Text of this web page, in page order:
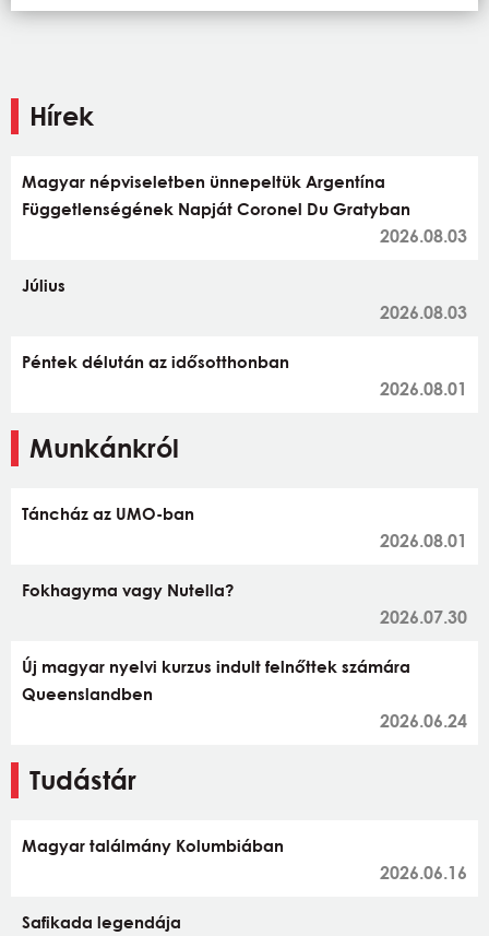
Hírek
Magyar népviseletben ünnepeltük Argentína
Függetlenségének Napját Coronel Du Gratyban
2026.08.03
Július
2026.08.03
Péntek délután az idősotthonban
2026.08.01
Munkánkról
Táncház az UMO-ban
2026.08.01
Fokhagyma vagy Nutella?
2026.07.30
Új magyar nyelvi kurzus indult felnőttek számára
Queenslandben
2026.06.24
Tudástár
Magyar találmány Kolumbiában
2026.06.16
Safikada legendája